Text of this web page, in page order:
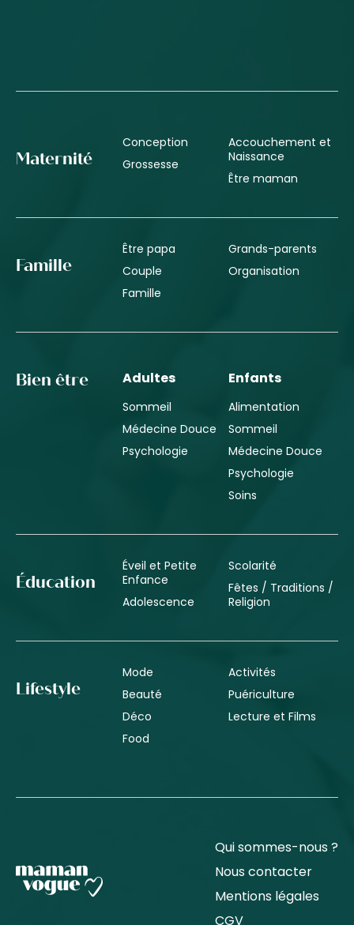
Maternité
Conception
Grossesse
Accouchement et
Naissance
Être maman
Famille
Être papa
Couple
Famille
Grands-parents
Organisation
Bien être Adultes
Sommeil
Médecine Douce
Psychologie
Enfants
Alimentation
Sommeil
Médecine Douce
Psychologie
Soins
Éducation
Éveil et Petite
Enfance
Adolescence
Scolarité
Fêtes / Traditions /
Religion
Lifestyle
Mode
Beauté
Déco
Food
Activités
Puériculture
Lecture et Films
Qui sommes-nous ?
Nous contacter
Mentions légales
CGV